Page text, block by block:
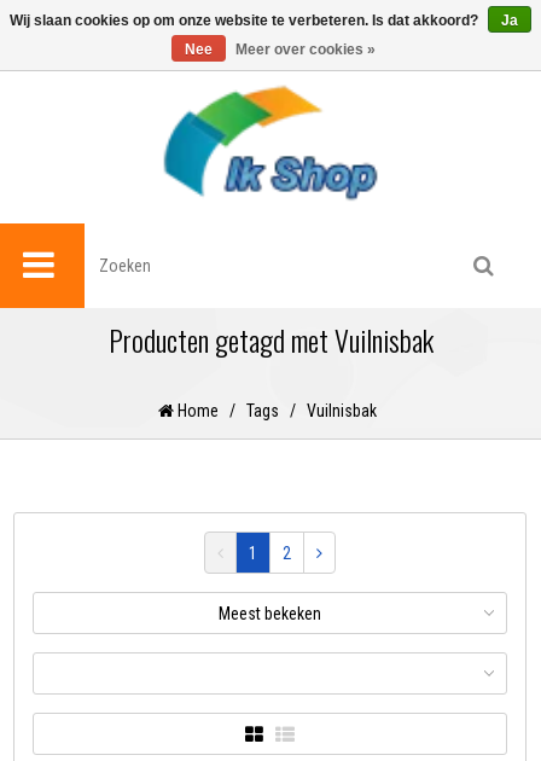
0
Producten getagd met Vuilnisbak
Home / Tags / Vuilnisbak
1 2
Meest bekeken
Wij slaan cookies op om onze website te verbeteren. Is dat akkoord?
Ja
Nee
Meer over cookies »